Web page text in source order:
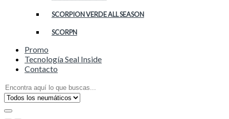
SCORPION VERDE ALL SEASON
SCORPN
Promo
Tecnología Seal Inside
Contacto
Search
for: